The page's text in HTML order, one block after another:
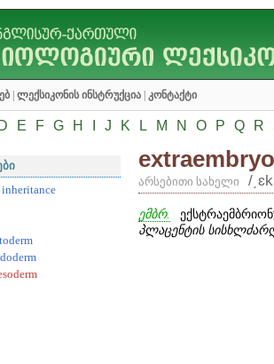
ლექსიკონის ინსტრუქცია კონტაქტი
D E F G H J K L M N O P Q R
არსებითი სახელი /
ემბრ.
პლაცენტის